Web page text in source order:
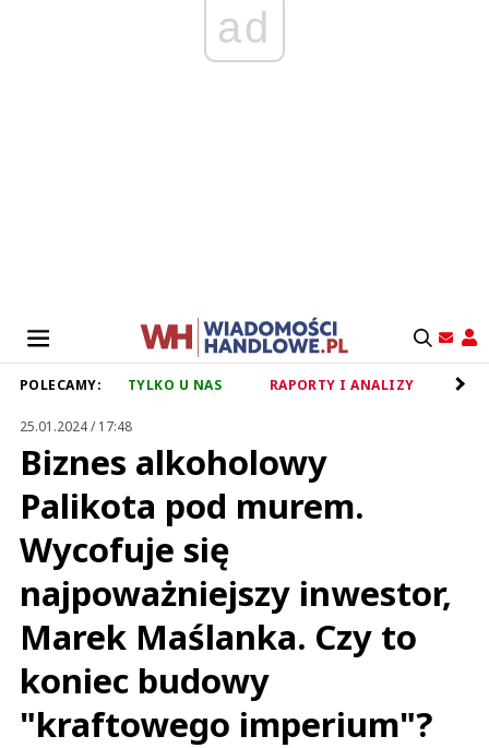
ad
POLECAMY: TYLKO U NAS RAPORTY I ANALIZY
25.01.2024 / 17:48
Biznes alkoholowy
Palikota pod murem.
Wycofuje się
najpoważniejszy inwestor,
Marek Maślanka. Czy to
koniec budowy
"kraftowego imperium"?